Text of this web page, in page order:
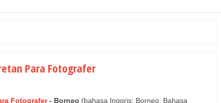
Para Fotografer
Fotografer- Borneo (bahasa Inggris: Borneo, Bahasa